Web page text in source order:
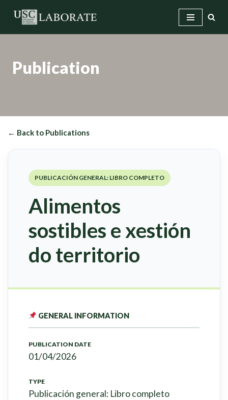
Publication
← Back to Publications
PUBLICACIÓN GENERAL: LIBRO COMPLETO
Alimentos
sostibles e xestión
do territorio
GENERAL INFORMATION
PUBLICATION DATE
01/04/2026
TYPE
Publicación general: Libro completo